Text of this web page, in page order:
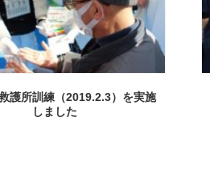
護所訓練（2019.2.3）を実施
しました